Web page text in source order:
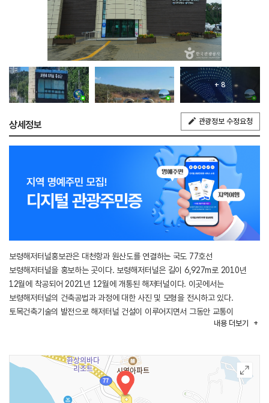
+ 8
상세정보 관광정보 수정요청
보령해저터널홍보관은 대천항과 원산도를 연결하는 국도 77호선
보령해저터널을 홍보하는 곳이다. 보령해저터널은 길이 6,927m로 2010년
12월에 착공되어 2021년 12월에 개통된 해저터널이다. 이곳에서는
보령해저터널의 건축공법과 과정에 대한 사진 및 모형을 전시하고 있다.
토목건축기술의 발전으로 해저터널 건설이 이루어지면서 그동안 교통이
등 서해안 일대를 이어주며 서해안 관광에서 중요한 역할을 하고 있다. 이곳은
영상실, 전시장, 라운지 및 농특산물 판매점이 들어서 있는 관광휴게시설이기도
보령해저터널홍보관은 국도 36호선, 77호선을 통해 접근할 수 있으며
내용 더보기